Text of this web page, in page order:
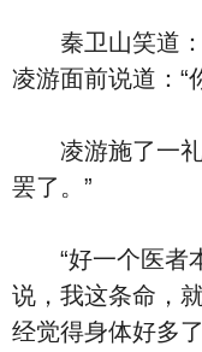
秦卫山笑道：“
凌游面前说道：“
凌游施了一礼
罢了。”
“好一个医者本
说，我这条命，
经觉得身体好多